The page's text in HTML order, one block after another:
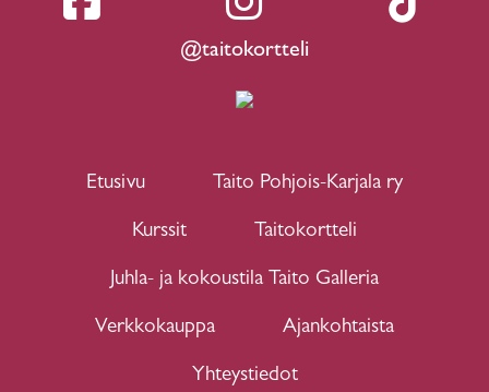
@taitokortteli
Etusivu Taito Pohjois-Karjala ry
Kurssit Taitokortteli
Juhla- ja kokoustila Taito Galleria
Verkkokauppa Ajankohtaista
Yhteystiedot